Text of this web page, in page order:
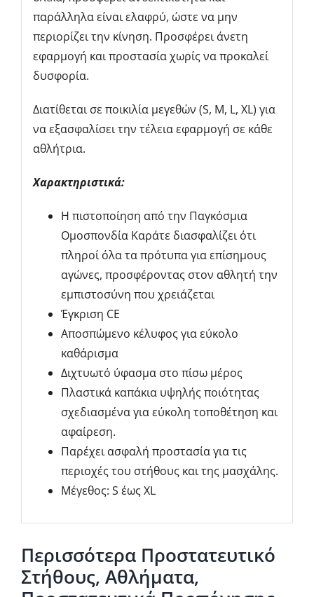
παράλληλα είναι ελαφρύ, ώστε να μην
περιορίζει την κίνηση. Προσφέρει άνετη
εφαρμογή και προστασία χωρίς να προκαλεί
δυσφορία.​
Διατίθεται σε ποικιλία μεγεθών (S, M, L, XL) για
να εξασφαλίσει την τέλεια εφαρμογή σε κάθε
αθλήτρια.​
Χαρακτηριστικά:
Η πιστοποίηση από την Παγκόσμια
Ομοσπονδία Καράτε διασφαλίζει ότι
πληροί όλα τα πρότυπα για επίσημους
αγώνες, προσφέροντας στον αθλητή την
εμπιστοσύνη που χρειάζεται
Έγκριση CE
Αποσπώμενο κέλυφος για εύκολο
καθάρισμα
Διχτυωτό ύφασμα στο πίσω μέρος
Πλαστικά καπάκια υψηλής ποιότητας
σχεδιασμένα για εύκολη τοποθέτηση και
αφαίρεση.
Παρέχει ασφαλή προστασία για τις
περιοχές του στήθους και της μασχάλης.
Μέγεθος: S έως XL
Περισσότερα Προστατευτικό
Στήθους, Αθλήματα,